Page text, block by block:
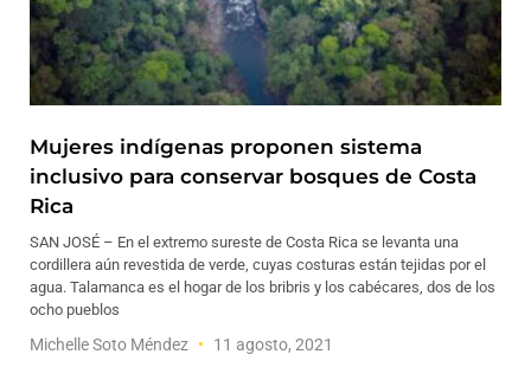
Mujeres indígenas proponen sistema
inclusivo para conservar bosques de Costa
Rica
SAN JOSÉ – En el extremo sureste de Costa Rica se levanta una
cordillera aún revestida de verde, cuyas costuras están tejidas por el
agua. Talamanca es el hogar de los bribris y los cabécares, dos de los
ocho pueblos
Michelle Soto Méndez 11 agosto, 2021